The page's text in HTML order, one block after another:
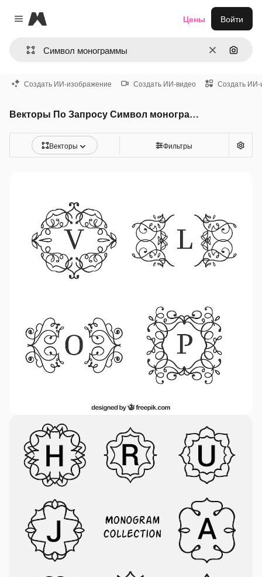
Close menu
Magnific
ОчиститьПоиск
Цены Войти
Создать ИИ-изображение Создать ИИ-видео Создать ИИ-
Векторы По Запросу Символ монограммы
Векторы Фильтры